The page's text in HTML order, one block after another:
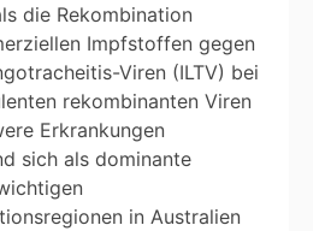
die Rekombination
Impfstoffen gegen
Viren (ILTV) bei
rekombinanten Viren
Erkrankungen
sich als dominante
in Australien